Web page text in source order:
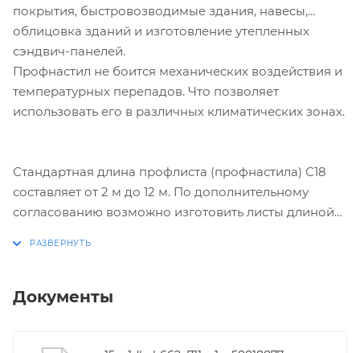
покрытия, быстровозводимые здания, навесы,
облицовка зданий и изготовление утепленных
сэндвич-панелей.
Профнастил не боится механических воздействия и
температурных перепадов. Что позволяет
использовать его в различных климатических зонах.
Стандартная длина профлиста (профнастила) С18
составляет от 2 м до 12 м. По дополнительному
согласованию возможно изготовить листы длиной
Документы